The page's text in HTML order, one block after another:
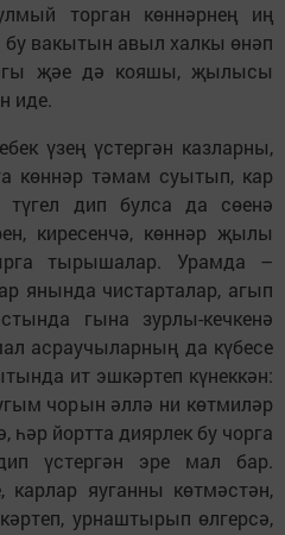
торган көннәрнең иң
бу вакытын авыл халкы өнәп
җәе дә кояшы, җылысы
иде.
үзең үстергән казларны,
көннәр тәмам суытып, кар
түгел дип булса да сөенә
киресенчә, көннәр җылы
тырышалар. Урамда –
янында чистарталар, агып
гына зурлы-кечкенә
асраучыларның да күбесе
ит эшкәртеп күнеккән:
чорын әллә ни көтмиләр
һәр йортта диярлек бу чорга
үстергән эре мал бар.
яуганны көтмәстән,
урнаштырып өлгерсә,